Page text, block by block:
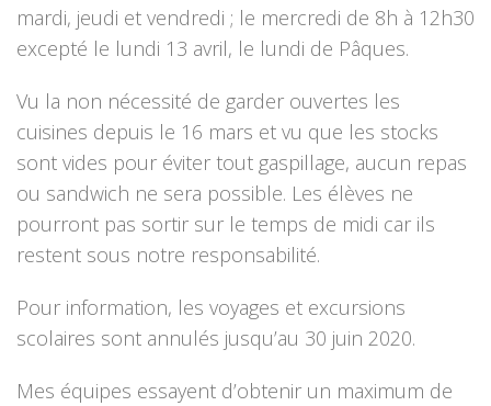
mardi, jeudi et vendredi ; le mercredi de 8h à 12h30
excepté le lundi 13 avril, le lundi de Pâques.
Vu la non nécessité de garder ouvertes les
cuisines depuis le 16 mars et vu que les stocks
sont vides pour éviter tout gaspillage, aucun repas
ou sandwich ne sera possible. Les élèves ne
pourront pas sortir sur le temps de midi car ils
restent sous notre responsabilité.
Pour information, les voyages et excursions
scolaires sont annulés jusqu’au 30 juin 2020.
Mes équipes essayent d’obtenir un maximum de